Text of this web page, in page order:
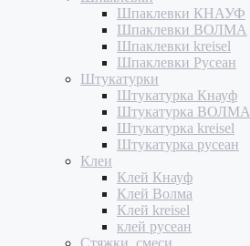
Шпаклевки КНАУФ
Шпаклевки ВОЛМА
Шпаклевки kreisel
Шпаклевки Русеан
Штукатурки
Штукатурка Кнауф
Штукатурка ВОЛМА
Штукатурка kreisel
Штукатурка русеан
Клеи
Клей Кнауф
Клей Волма
Клей kreisel
клей русеан
Стяжки, смеси